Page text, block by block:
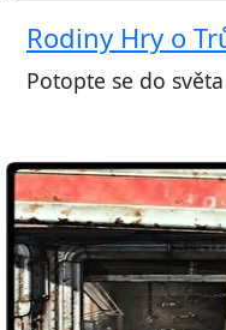
Rodiny Hry o
Potopte se do